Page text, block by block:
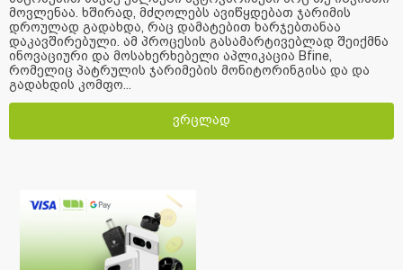
მოვლენაა. ხშირად, მძღოლებს ავიწყდებათ ჯარიმის
დროულად გადახდა, რაც დამატებით ხარჯებთანაა
დაკავშირებული. ამ პროცესის გასამარტივებლად შეიქმნა
ინოვაციური და მოსახერხებელი აპლიკაცია Bfine,
რომელიც პატრულის ჯარიმების მონიტორინგისა და და
გადახდის კომფო...
ვრცლად